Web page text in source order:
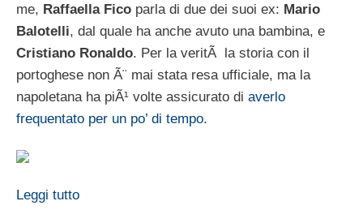
me, Raffaella Fico parla di due dei suoi ex: Mario
Balotelli, dal quale ha anche avuto una bambina, e
Cristiano Ronaldo. Per la veritÃ la storia con il
portoghese non Ã¨ mai stata resa ufficiale, ma la
napoletana ha piÃ¹ volte assicurato di averlo
frequentato per un po’ di tempo.
Leggi tutto